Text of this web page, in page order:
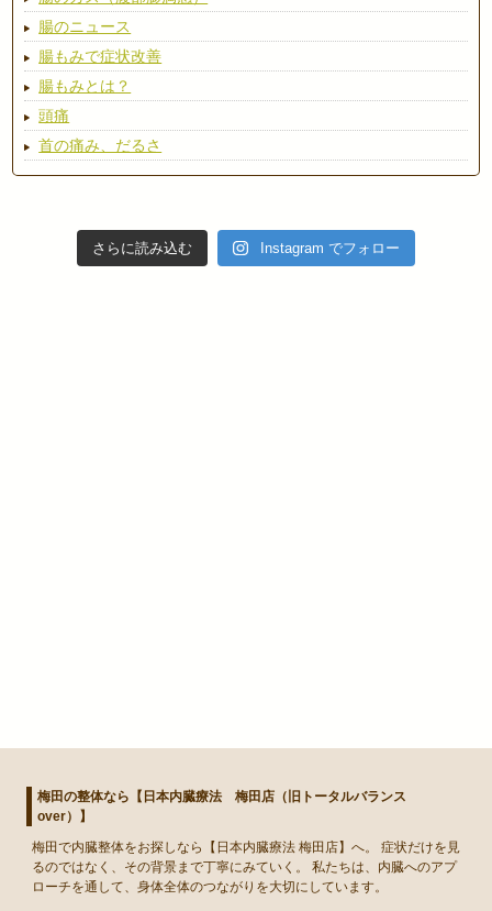
腸のニュース
腸もみで症状改善
腸もみとは？
頭痛
首の痛み、だるさ
さらに読み込む Instagram でフォロー
梅田の整体なら【日本内臓療法 梅田店（旧トータルバランス
over）】
梅田で内臓整体をお探しなら【日本内臓療法 梅田店】へ。 症状だけを見
るのではなく、その背景まで丁寧にみていく。 私たちは、内臓へのアプ
ローチを通して、身体全体のつながりを大切にしています。